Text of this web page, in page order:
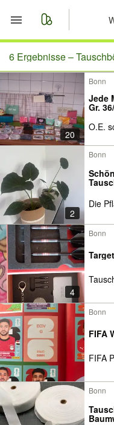
Start
Merkliste
Nachrichten
Anzeige
6 Ergebnisse –
20
Bonn
Jede
Gr.
O.E.
2
Bonn
Die
4
Bonn
Bonn
FIFA
FIFA
Bonn